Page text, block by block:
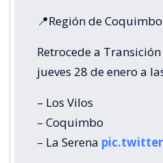
📍Región de Coquimbo
Retrocede a
jueves 28 de enero a
– Los Vilos
– Coquimbo
– La Serena